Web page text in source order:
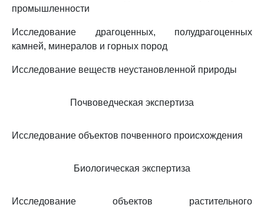
промышленности
Исследование драгоценных, полудрагоценных
камней, минералов и горных пород
Исследование веществ неустановленной природы
Почвоведческая экспертиза
Исследование объектов почвенного происхождения
Биологическая экспертиза
Исследование объектов растительного